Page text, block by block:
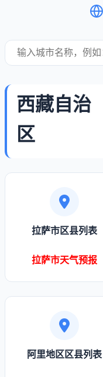
西藏自治
区
拉萨市区县列表
拉萨市天气预报
阿里地区区县列表